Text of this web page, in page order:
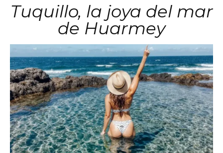
Tuquillo, la joya del mar
de Huarmey